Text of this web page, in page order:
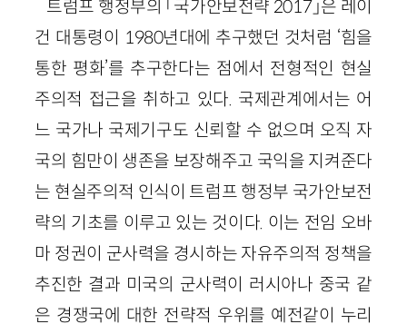
트럼프 행정부의 「국가안보전략 2017」은 레이
건 대통령이 1980년대에 추구했던 것처럼 ‘힘을
통한 평화’를 추구한다는 점에서 전형적인 현실
주의적 접근을 취하고 있다. 국제관계에서는 어
느 국가나 국제기구도 신뢰할 수 없으며 오직 자
국의 힘만이 생존을 보장해주고 국익을 지켜준다
는 현실주의적 인식이 트럼프 행정부 국가안보전
략의 기초를 이루고 있는 것이다. 이는 전임 오바
마 정권이 군사력을 경시하는 자유주의적 정책을
추진한 결과 미국의 군사력이 러시아나 중국 같
은 경쟁국에 대한 전략적 우위를 예전같이 누리